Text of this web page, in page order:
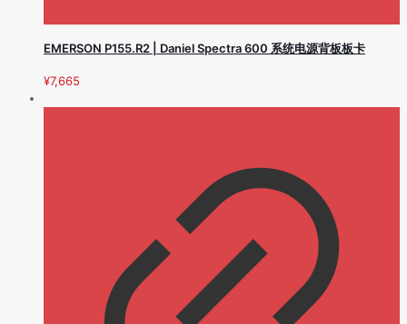
EMERSON P155.R2 | Daniel Spectra 600 系统电源背板板卡
¥7,665